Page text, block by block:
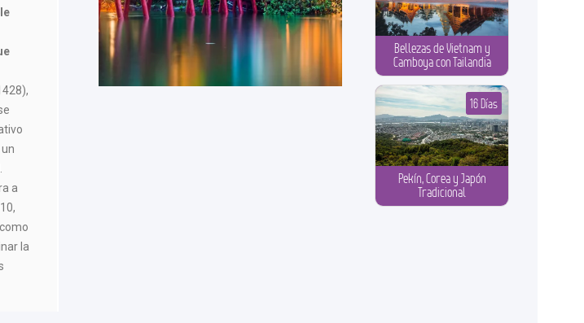
a
la
Bellezas de Vietnam y
Camboya con Tailandia
Pekín, Corea y Japón
Tradicional
16 Días